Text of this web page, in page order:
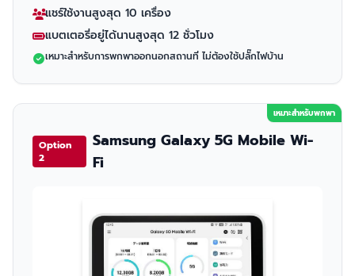
แชร์ใช้งานสูงสุด 10 เครื่อง
แบตเตอรี่อยู่ได้นานสูงสุด 12 ชั่วโมง
เหมาะสำหรับการพกพาออกนอกสถานที่ ไม่ต้องใช้ปลั๊กไฟบ้าน
เหมาะสำหรับพกพา
Option
2
Samsung Galaxy 5G Mobile Wi-
Fi